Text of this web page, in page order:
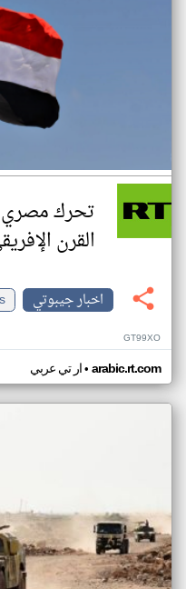
تحرك
القرن
اخبار جيبوتي
GT99XO
ار تي عربي• arabic.rt.com